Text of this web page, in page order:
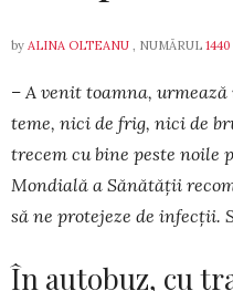
by ALINA OLTEANU , NUMĂRUL 1440
– A venit toamna,
teme, nici de frig, nici de
trecem cu bine peste noile
Mondială a Sănătății
să ne protejeze de infecții.
În autobuz, cu